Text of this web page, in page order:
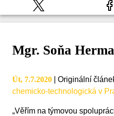
Mgr. Soňa
Út, 7.7.2020 Originální
chemicko-technologická v
„Věřím na týmovou